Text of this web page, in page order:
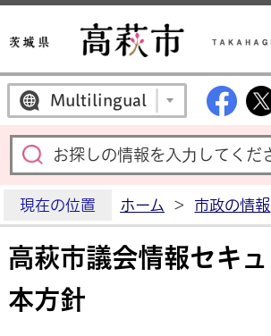
Multilingual
現在の位置 ホーム > 市政の情報
高萩市議会情報セキ
本方針